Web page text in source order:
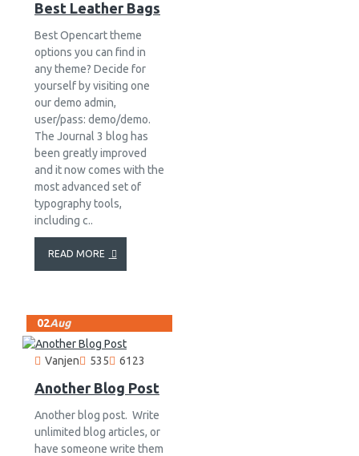
Best Leather Bags
Best Opencart theme
options you can find in
any theme? Decide for
yourself by visiting one
our demo admin,
user/pass: demo/demo.
The Journal 3 blog has
been greatly improved
and it now comes with the
most advanced set of
typography tools,
including c..
READ MORE
02Aug
Vanjen 535 6123
Another Blog Post
Another blog post. Write
unlimited blog articles, or
have someone write them